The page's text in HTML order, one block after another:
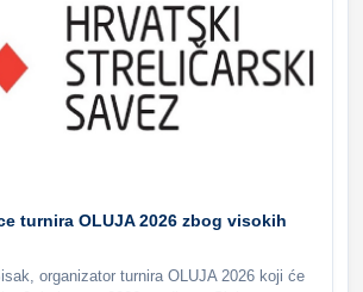
turnira OLUJA 2026 zbog visokih
organizator turnira OLUJA 2026 koji će